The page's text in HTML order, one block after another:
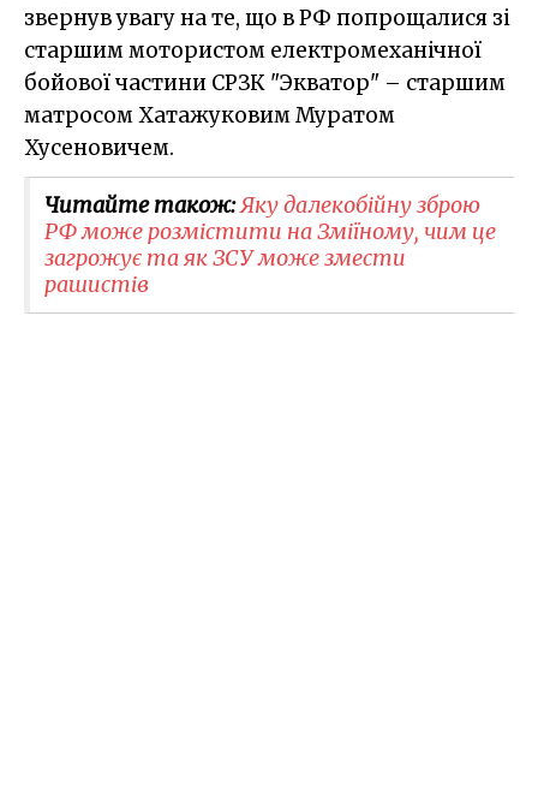
звернув увагу на те, що в РФ попрощалися зі
старшим мотористом електромеханічної
бойової частини СРЗК "Экватор" – старшим
матросом Хатажуковим Муратом
Хусеновичем.
Читайте також:Яку далекобійну зброю
РФ може розмістити на Зміїному, чим це
загрожує та як ЗСУ може змести
рашистів